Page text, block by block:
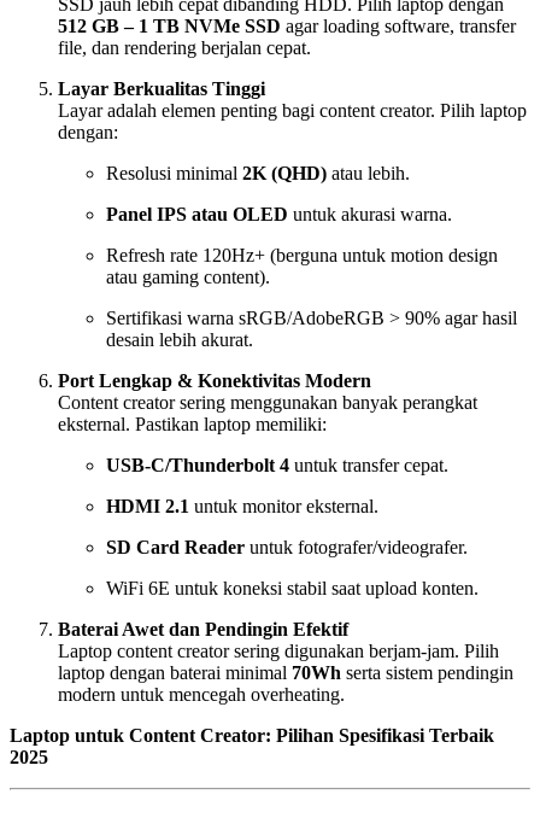
SSD jauh lebih cepat dibanding HDD. Pilih laptop dengan
512 GB – 1 TB NVMe SSD agar loading software, transfer
file, dan rendering berjalan cepat.
Layar Berkualitas Tinggi
Layar adalah elemen penting bagi content creator. Pilih laptop
dengan:
Resolusi minimal 2K (QHD) atau lebih.
Panel IPS atau OLED untuk akurasi warna.
Refresh rate 120Hz+ (berguna untuk motion design
atau gaming content).
Sertifikasi warna sRGB/AdobeRGB > 90% agar hasil
desain lebih akurat.
Port Lengkap & Konektivitas Modern
Content creator sering menggunakan banyak perangkat
eksternal. Pastikan laptop memiliki:
USB-C/Thunderbolt 4 untuk transfer cepat.
HDMI 2.1 untuk monitor eksternal.
SD Card Reader untuk fotografer/videografer.
WiFi 6E untuk koneksi stabil saat upload konten.
Baterai Awet dan Pendingin Efektif
Laptop content creator sering digunakan berjam-jam. Pilih
laptop dengan baterai minimal 70Wh serta sistem pendingin
modern untuk mencegah overheating.
Laptop untuk Content Creator: Pilihan Spesifikasi Terbaik
2025